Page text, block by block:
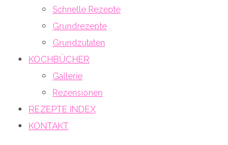
Schnelle Rezepte
Grundrezepte
Grundzutaten
KOCHBÜCHER
Gallerie
Rezensionen
REZEPTE INDEX
KONTAKT